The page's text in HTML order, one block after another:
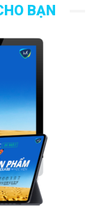
BẠN